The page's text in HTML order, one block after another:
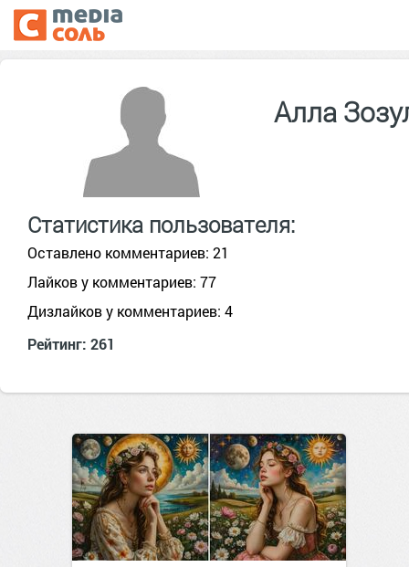
Алла
Статистика пользователя:
Оставлено комментариев: 21
Лайков у комментариев: 77
Дизлайков у комментариев: 4
Рейтинг: 261